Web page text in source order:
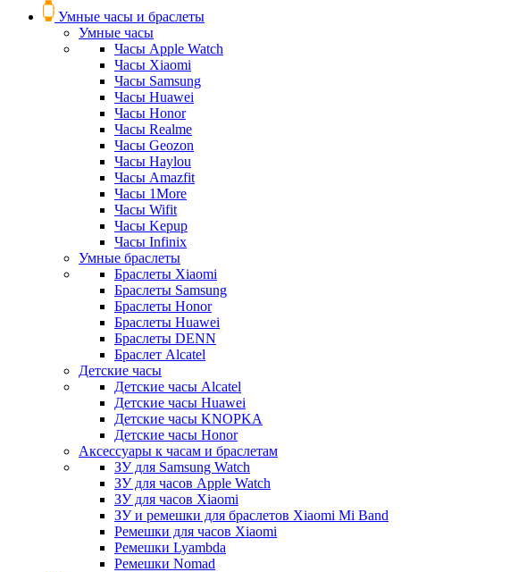
Умные часы и браслеты
Умные часы
Часы Apple Watch
Часы Xiaomi
Часы Samsung
Часы Huawei
Часы Honor
Часы Realme
Часы Geozon
Часы Haylou
Часы Amazfit
Часы 1More
Часы Wifit
Часы Kepup
Часы Infinix
Умные браслеты
Браслеты Xiaomi
Браслеты Samsung
Браслеты Honor
Браслеты Huawei
Браслеты DENN
Браслет Alcatel
Детские часы
Детские часы Alcatel
Детские часы Huawei
Детские часы KNOPKA
Детские часы Honor
Аксессуары к часам и браслетам
ЗУ для Samsung Watch
ЗУ для часов Apple Watch
ЗУ для часов Xiaomi
ЗУ и ремешки для браслетов Xiaomi Mi Band
Ремешки для часов Xiaomi
Ремешки Lyambda
Ремешки Nomad